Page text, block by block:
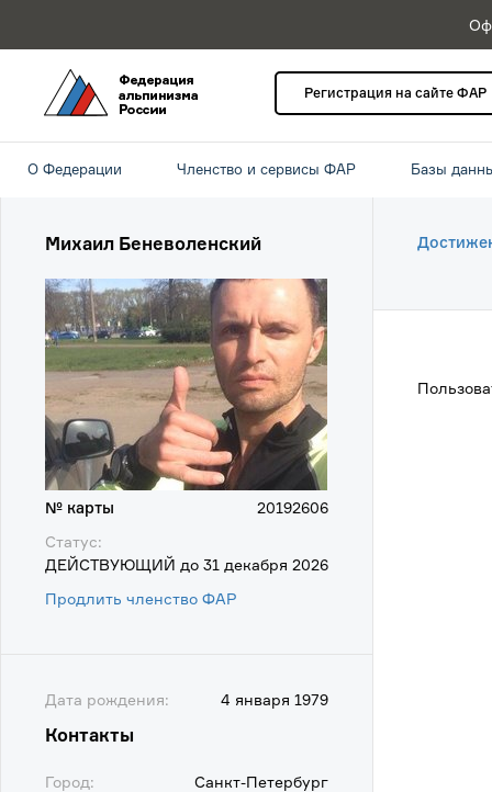
Регистрация на сайте ФАР
О Федерации Членство и сервисы ФАР Базы
Михаил Беневоленский
№ карты
20192606
Статус:
ДЕЙСТВУЮЩИЙ до 31 декабря 2026
Продлить членство ФАР
Дата рождения: 4 января 1979
Контакты
Город: Санкт-Петербург